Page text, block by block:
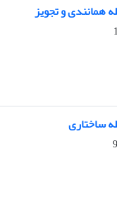
همانندی و تجویز
ساختاری